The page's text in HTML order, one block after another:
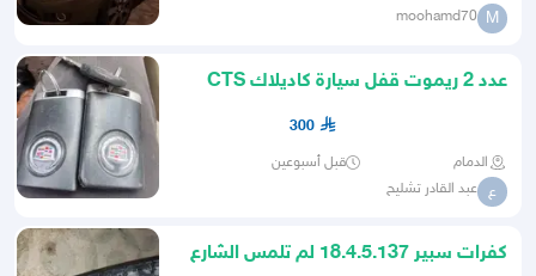
M
moohamd70
عدد 2 ريموت قفل سيارة كاديلاك CTS
300
الدمام قبل أسبوعين
ع عبد القادر تشليح
كفرات سبير 18.4.5.137 لم تلمس الشارع